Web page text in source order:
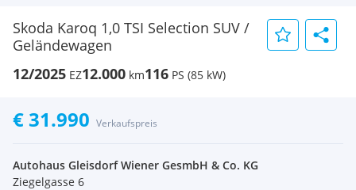
Skoda Karoq 1,0 TSI Selection SUV /
Geländewagen
12/2025 EZ12.000 km116 PS (85 kW)
€ 31.990 Verkaufspreis
Autohaus Gleisdorf Wiener GesmbH & Co. KG
Ziegelgasse 6